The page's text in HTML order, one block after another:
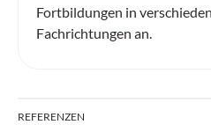
Fortbildungen in
Fachrichtungen an.
REFERENZEN